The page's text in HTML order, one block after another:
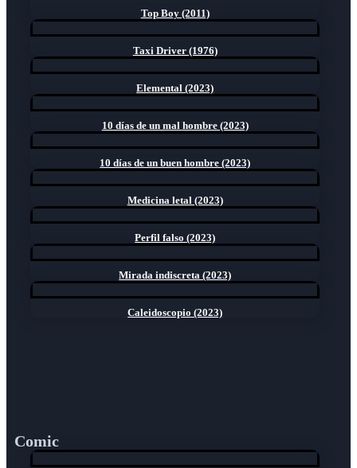
Top Boy (2011)
Taxi Driver (1976)
Elemental (2023)
10 días de un mal hombre (2023)
10 días de un buen hombre (2023)
Medicina letal (2023)
Perfil falso (2023)
Mirada indiscreta (2023)
Caleidoscopio (2023)
Comic